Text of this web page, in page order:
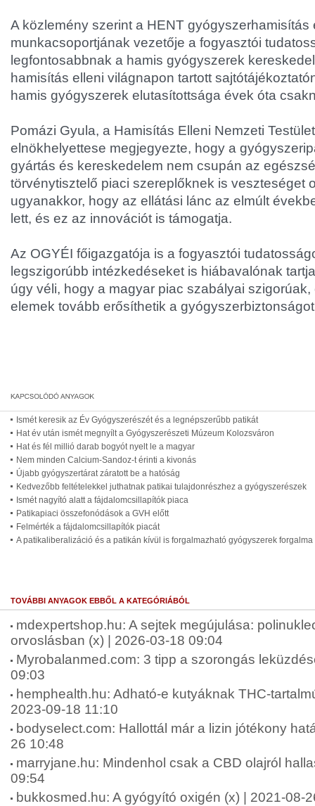
A közlemény szerint a HENT gyógyszerhamisítás
munkacsoportjának vezetője a fogyasztói
legfontosabbnak a hamis gyógyszerek
hamisítás elleni világnapon tartott
hamis gyógyszerek elutasítottsága évek óta
Pomázi Gyula, a Hamisítás Elleni Nemzeti
elnökhelyettese megjegyezte, hogy a
gyártás és kereskedelem nem csupán az
törvénytisztelő piaci szereplőknek is veszteséget
ugyanakkor, hogy az ellátási lánc az elmúlt
lett, és ez az innovációt is támogatja.
Az OGYÉI főigazgatója is a fogyasztói
legszigorúbb intézkedéseket is hiábavalónak
úgy véli, hogy a magyar piac szabályai
elemek tovább erősíthetik a
Ismét keresik az Év Gyógyszerészét és a legnépszerűbb patikát
Hat év után ismét megnyílt a Gyógyszerészeti Múzeum Kolozsváron
Hat és fél millió darab bogyót nyelt le a magyar
Nem minden Calcium-Sandoz-t érinti a kivonás
Újabb gyógyszertárat záratott be a hatóság
Kedvezőbb feltételekkel juthatnak patikai tulajdonrészhez a gyógyszerészek
Ismét nagyító alatt a fájdalomcsillapítók piaca
Patikapiaci összefonódások a GVH előtt
Felmérték a fájdalomcsillapítók piacát
A patikaliberalizáció és a patikán kívül is forgalmazható gyógyszerek forgalma
TOVÁBBI ANYAGOK EBBŐL A KATEGÓRIÁBÓL
mdexpertshop.hu: A sejtek megújulása:
orvoslásban (x) | 2026-03-18 09:04
Myrobalanmed.com: 3 tipp a szorongás
09:03
hemphealth.hu: Adható-e kutyáknak THC-
2023-09-18 11:10
bodyselect.com: Hallottál már a lizin jótékony
26 10:48
marryjane.hu: Mindenhol csak a CBD olajról
09:54
bukkosmed.hu: A gyógyító oxigén (x) | 2021-08-